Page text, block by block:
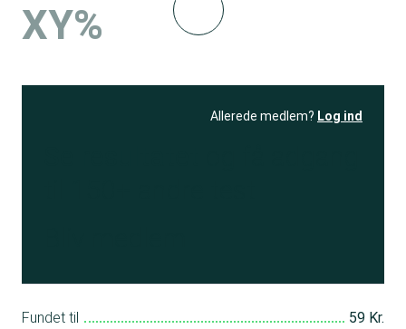
XY%
Allerede medlem? Log ind
Fundet til 59 Kr.